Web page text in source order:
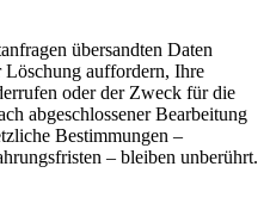
übersandten Daten
Löschung auffordern, Ihre
oder der Zweck für die
abgeschlossener Bearbeitung
Bestimmungen –
– bleiben unberührt.